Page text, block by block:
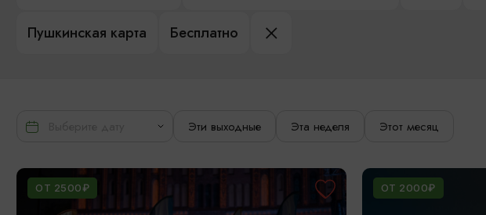
Пушкинская карта Бесплатно
Эти выходные Эта неделя Этот месяц
ОТ 2500₽ ОТ 2000₽